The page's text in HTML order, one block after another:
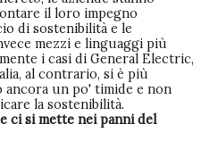
il loro impegno
di sostenibilità e le
mezzi e linguaggi più
i casi di General Electric,
al contrario, si è più
ancora un po' timide e non
la sostenibilità.
ci si mette nei panni del